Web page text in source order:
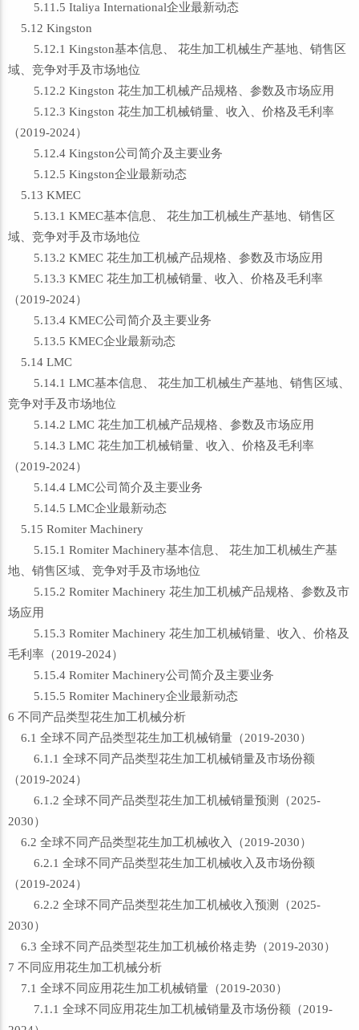
5.11.5 Italiya International企业最新动态
5.12 Kingston
5.12.1 Kingston基本信息、 花生加工机械生产基地、销售区
域、竞争对手及市场地位
5.12.2 Kingston 花生加工机械产品规格、参数及市场应用
5.12.3 Kingston 花生加工机械销量、收入、价格及毛利率
（2019-2024）
5.12.4 Kingston公司简介及主要业务
5.12.5 Kingston企业最新动态
5.13 KMEC
5.13.1 KMEC基本信息、 花生加工机械生产基地、销售区
域、竞争对手及市场地位
5.13.2 KMEC 花生加工机械产品规格、参数及市场应用
5.13.3 KMEC 花生加工机械销量、收入、价格及毛利率
（2019-2024）
5.13.4 KMEC公司简介及主要业务
5.13.5 KMEC企业最新动态
5.14 LMC
5.14.1 LMC基本信息、 花生加工机械生产基地、销售区域、
竞争对手及市场地位
5.14.2 LMC 花生加工机械产品规格、参数及市场应用
5.14.3 LMC 花生加工机械销量、收入、价格及毛利率
（2019-2024）
5.14.4 LMC公司简介及主要业务
5.14.5 LMC企业最新动态
5.15 Romiter Machinery
5.15.1 Romiter Machinery基本信息、 花生加工机械生产基
地、销售区域、竞争对手及市场地位
5.15.2 Romiter Machinery 花生加工机械产品规格、参数及市
场应用
5.15.3 Romiter Machinery 花生加工机械销量、收入、价格及
毛利率（2019-2024）
5.15.4 Romiter Machinery公司简介及主要业务
5.15.5 Romiter Machinery企业最新动态
6 不同产品类型花生加工机械分析
6.1 全球不同产品类型花生加工机械销量（2019-2030）
6.1.1 全球不同产品类型花生加工机械销量及市场份额
（2019-2024）
6.1.2 全球不同产品类型花生加工机械销量预测（2025-
2030）
6.2 全球不同产品类型花生加工机械收入（2019-2030）
6.2.1 全球不同产品类型花生加工机械收入及市场份额
（2019-2024）
6.2.2 全球不同产品类型花生加工机械收入预测（2025-
2030）
6.3 全球不同产品类型花生加工机械价格走势（2019-2030）
7 不同应用花生加工机械分析
7.1 全球不同应用花生加工机械销量（2019-2030）
7.1.1 全球不同应用花生加工机械销量及市场份额（2019-